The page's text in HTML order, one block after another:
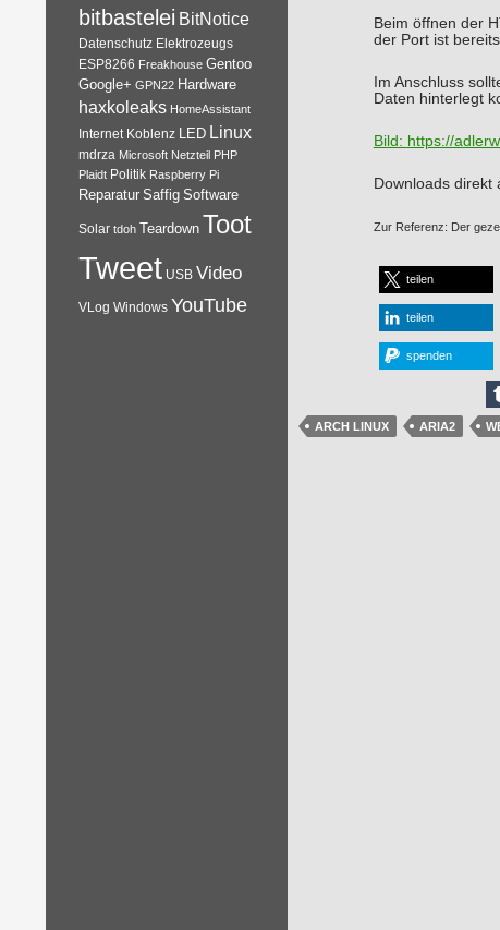
Beim öffnen der
der Port ist
Im Anschluss
Daten hinterlegt
Bild: https://
Downloads direkt
Zur Referenz: Der
teilen
teilen
spenden
ARCH LINUX ARIA2
bitbastelei BitNotice
Datenschutz Elektrozeugs
ESP8266 Freakhouse Gentoo
Google+ GPN22 Hardware
haxkoleaks HomeAssistant
Internet Koblenz LED Linux
mdrza Microsoft Netzteil PHP
Plaidt Politik Raspberry Pi
Reparatur Saffig Software
Solar tdoh Teardown Toot
Tweet USB Video
VLog Windows YouTube